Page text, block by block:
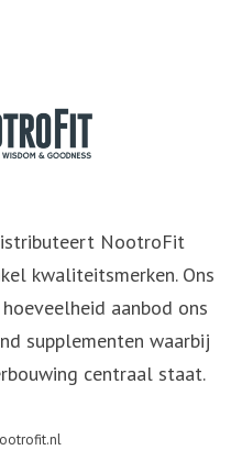
NootroFit
kwaliteitsmerken. Ons
aanbod ons
supplementen waarbij
centraal staat.